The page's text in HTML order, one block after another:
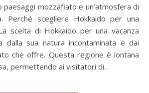
mozzafiato e un’atmosfera di
Perché scegliere Hokkaido per una
scelta di Hokkaido per una vacanza
dalla sua natura incontaminata e dai
che offre. Questa regione è lontana
permettendo ai visitatori di…